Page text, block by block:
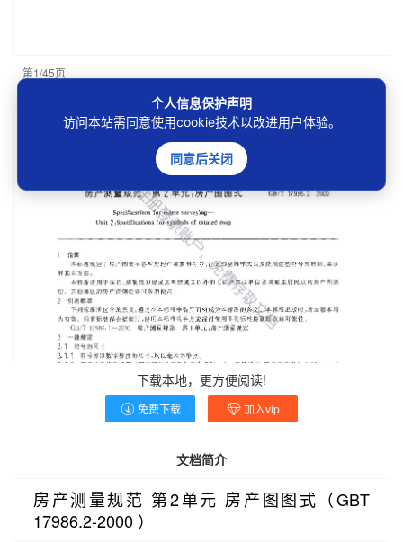
第1/45页
下载本地，更方便阅读!
免费下载 加入vip
文档简介
房产测量规范 第2单元 房产图图式（GBT
17986.2-2000 ）
个人信息保护声明
访问本站需同意使用cookie技术以改进用户体验。
同意后关闭